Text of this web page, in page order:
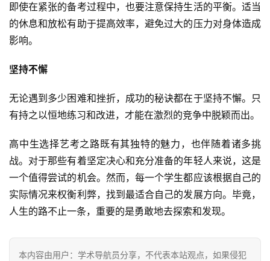
即使在紧张的备考过程中，也要注意保持生活的平衡。适当
的休息和放松有助于提高效率，避免过大的压力对身体造成
影响。
坚持不懈
无论遇到多少困难和挫折，成功的秘诀都在于坚持不懈。只
有持之以恒地练习和改进，才能在激烈的竞争中脱颖而出。
高中生选择艺考之路既有其独特的魅力，也伴随着诸多挑
战。对于那些有着坚定决心和充分准备的年轻人来说，这是
一个值得尝试的机会。然而，每一个学生都应该根据自己的
实际情况来权衡利弊，找到最适合自己的发展方向。毕竟，
人生的路不止一条，重要的是勇敢地去探索和发现。
本内容由用户：学术导航员分享，不代表本站观点，如果侵犯